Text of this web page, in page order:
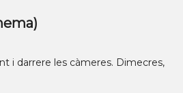
i darrere les càmeres. Dimecres,